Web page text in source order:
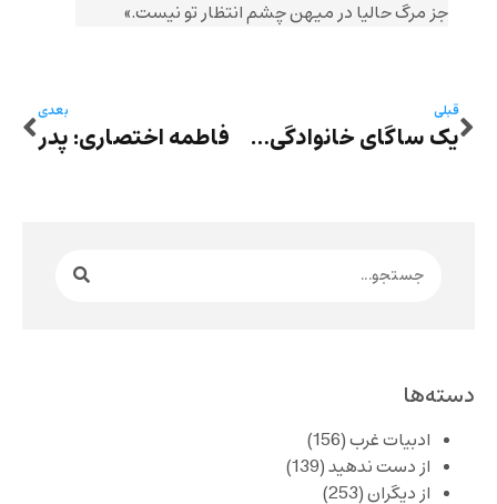
جز مرگ حالیا در میهن چشم انتظار تو نیست.»
قبلی
یک ساگای خانوادگی: «رازهای خانواده آقاجان»ِ ناهید کشاورز
بعدی
فاطمه اختصاری: پدر
دسته‌ها
ادبیات غرب(156)
از دست ندهید(139)
از دیگران(253)